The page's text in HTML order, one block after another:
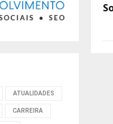
ATUALIDADES
CARREIRA